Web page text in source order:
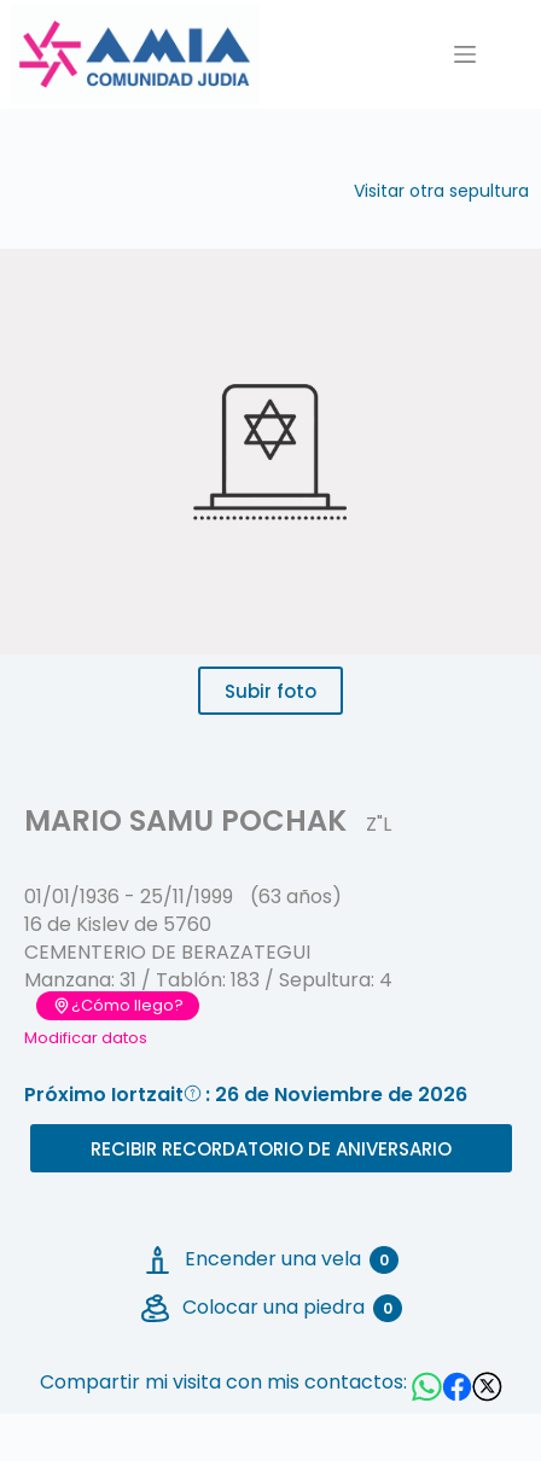
contenido
Visitar otra sepultura
Subir foto
MARIO SAMU POCHAK Z"L
01/01/1936 - 25/11/1999
(63 años)
16 de Kislev de 5760
CEMENTERIO DE BERAZATEGUI
Manzana: 31 / Tablón: 183 / Sepultura: 4
¿Cómo llego?
Modificar datos
Próximo Iortzait : 26 de Noviembre de 2026
RECIBIR RECORDATORIO DE ANIVERSARIO
Encender una vela 0
Colocar una piedra 0
Compartir mi visita con mis contactos: